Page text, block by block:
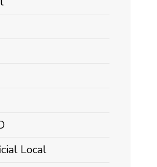
Local